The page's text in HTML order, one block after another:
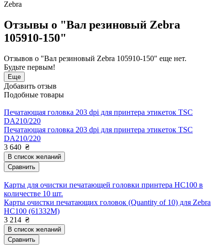
Zebra
Отзывы о "Вал резиновый Zebra
105910-150"
Отзывов о "Вал резиновый Zebra 105910-150" еще нет.
Будьте первым!
Еще
Добавить отзыв
Подобные товары
Печатающая головка 203 dpi для принтера этикеток TSC
DA210/220
Печатающая головка 203 dpi для принтера этикеток TSC
DA210/220
3 640 ₴
В список желаний
Сравнить
Карты для очистки печатающей головки принтера HC100 в
количестве 10 шт.
Карты очистки печатающих головок (Quantity of 10) для Zebra
HC100 (61332M)
3 214 ₴
В список желаний
Сравнить